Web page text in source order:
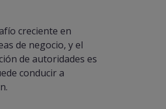
creciente en
de negocio, y el
de autoridades es
conducir a